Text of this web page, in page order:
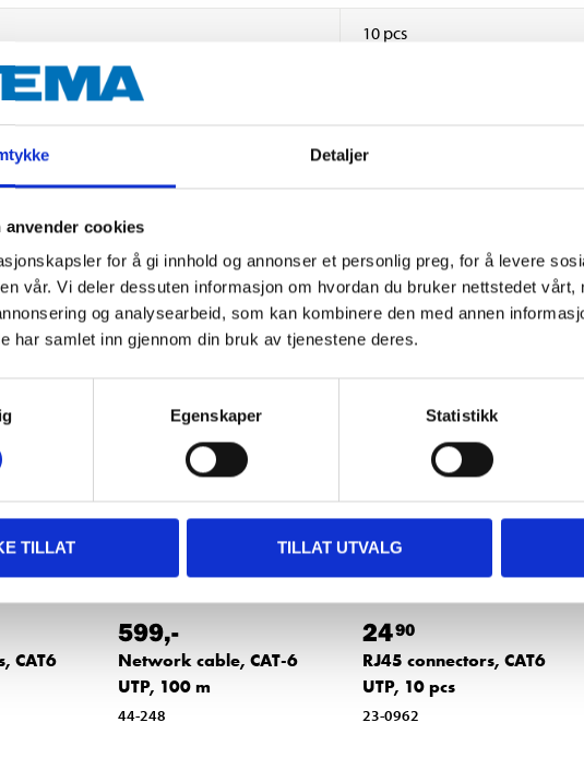
Detaljer
anvender cookies
for å gi innhold og annonser et personlig preg, for å levere
vår. Vi deler dessuten informasjon om hvordan du bruker nettstedet vårt,
og analysearbeid, som kan kombinere den med annen
har samlet inn gjennom din bruk av tjenestene deres.
Egenskaper Statistikk
TILLAT TILLAT UTVALG
10 pcs
Other customers also bought
CAT6
599,-
Network cable, CAT-6
UTP, 100 m
44-248
2490
RJ45 connectors, CAT6
UTP, 10 pcs
23-0962